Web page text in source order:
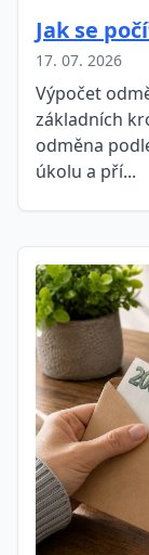
Jak se
17. 07. 2026
Výpočet
základních
odměna
úkolu a pří...